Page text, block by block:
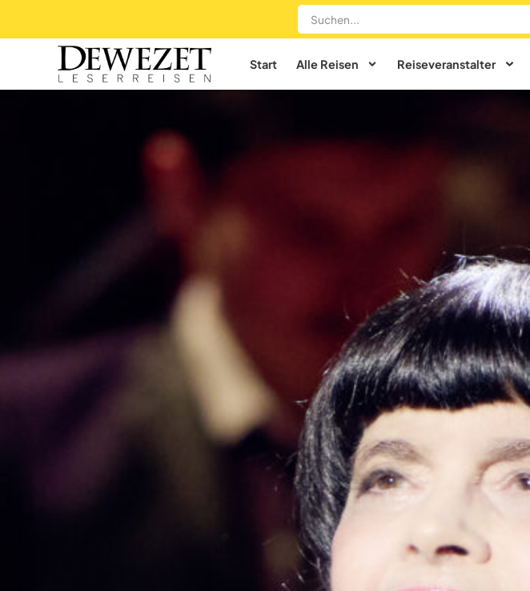
Start Alle Reisen Reiseveranstalter